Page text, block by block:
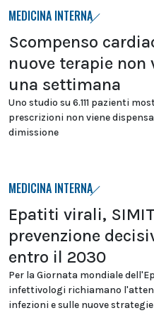
MEDICINA INTERNA
Scompenso
nuove terapie non
una settimana
Uno studio su 6.111 pazienti
prescrizioni non viene
dimissione
MEDICINA INTERNA
Epatiti virali,
prevenzione
entro il 2030
Per la Giornata mondiale
infettivologi richiamano
infezioni e sulle nuove